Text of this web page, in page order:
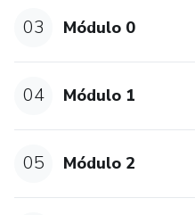
03 Módulo 0
04 Módulo 1
05 Módulo 2